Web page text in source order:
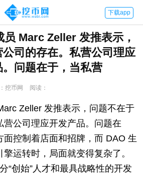
下载app
Marc Zeller 发推表示，
司的存在。私营公司理应
问题在于，当私营
挖币网 阅读：
Zeller 发推表示，问题不在于
营公司理应开发产品。问题在
面控制着店面和招牌，而 DAO 生
运转时，局面就变得复杂了。
“创始”人才和最具战略性的开发